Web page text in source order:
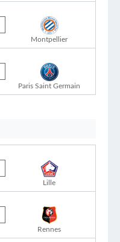
Montpellier
Paris Saint Germain
Lille
Rennes